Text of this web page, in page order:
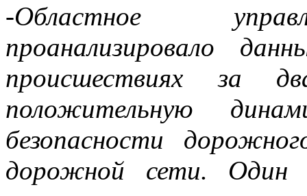
-Областное
проанализировало
происшествиях за
положительную
безопасности
дорожной сети. Один